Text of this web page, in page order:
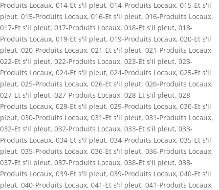
Produits Locaux, 014-Et s'il pleut, 014-Produits Locaux, 015-Et s'il
pleut, 015-Produits Locaux, 016-Et s'il pleut, 016-Produits Locaux,
017-Et s'il pleut, 017-Produits Locaux, 018-Et s'il pleut, 018-
Produits Locaux, 019-Et s'il pleut, 019-Produits Locaux, 020-Et s'il
pleut, 020-Produits Locaux, 021-Et s'il pleut, 021-Produits Locaux,
022-Et s'il pleut, 022-Produits Locaux, 023-Et s'il pleut, 023-
Produits Locaux, 024-Et s'il pleut, 024-Produits Locaux, 025-Et s'il
pleut, 025-Produits Locaux, 026-Et s'il pleut, 026-Produits Locaux,
027-Et s'il pleut, 027-Produits Locaux, 028-Et s'il pleut, 028-
Produits Locaux, 029-Et s'il pleut, 029-Produits Locaux, 030-Et s'il
pleut, 030-Produits Locaux, 031-Et s'il pleut, 031-Produits Locaux,
032-Et s'il pleut, 032-Produits Locaux, 033-Et s'il pleut, 033-
Produits Locaux, 034-Et s'il pleut, 034-Produits Locaux, 035-Et s'il
pleut, 035-Produits Locaux, 036-Et s'il pleut, 036-Produits Locaux,
037-Et s'il pleut, 037-Produits Locaux, 038-Et s'il pleut, 038-
Produits Locaux, 039-Et s'il pleut, 039-Produits Locaux, 040-Et s'il
pleut, 040-Produits Locaux, 041-Et s'il pleut, 041-Produits Locaux,